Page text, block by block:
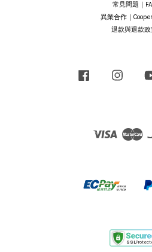
常見問題｜
異業合作｜
退款與退款政
Facebook
Visa